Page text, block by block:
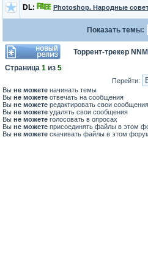
DL: Photoshop. Народные
Показать темы:
Торрент-трекер
Страница 1 из 5
Перейти:
Вы не можете начинать темы
Вы не можете отвечать на сообщения
Вы не можете редактировать свои сообщения
Вы не можете удалять свои сообщения
Вы не можете голосовать в опросах
Вы не можете присоединять файлы в этом
Вы не можете скачивать файлы в этом